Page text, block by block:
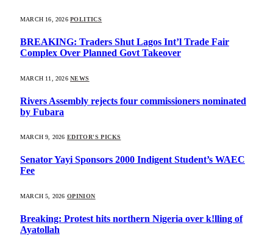
MARCH 16, 2026 POLITICS
BREAKING: Traders Shut Lagos Int’l Trade Fair
Complex Over Planned Govt Takeover
MARCH 11, 2026 NEWS
Rivers Assembly rejects four commissioners nominated
by Fubara
MARCH 9, 2026 EDITOR'S PICKS
Senator Yayi Sponsors 2000 Indigent Student’s WAEC
Fee
MARCH 5, 2026 OPINION
Breaking: Protest hits northern Nigeria over k!lling of
Ayatollah